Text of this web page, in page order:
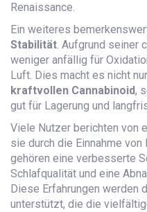
Renaissance.
Ein weiteres
Stabilität. Aufgrund seiner
weniger anfällig für
Luft. Dies macht es nicht
kraftvollen Cannabinoid,
gut für Lagerung und
Viele Nutzer berichten von
sie durch die Einnahme von
gehören eine verbesserte
Schlafqualität und eine
Diese Erfahrungen werden
unterstützt, die die